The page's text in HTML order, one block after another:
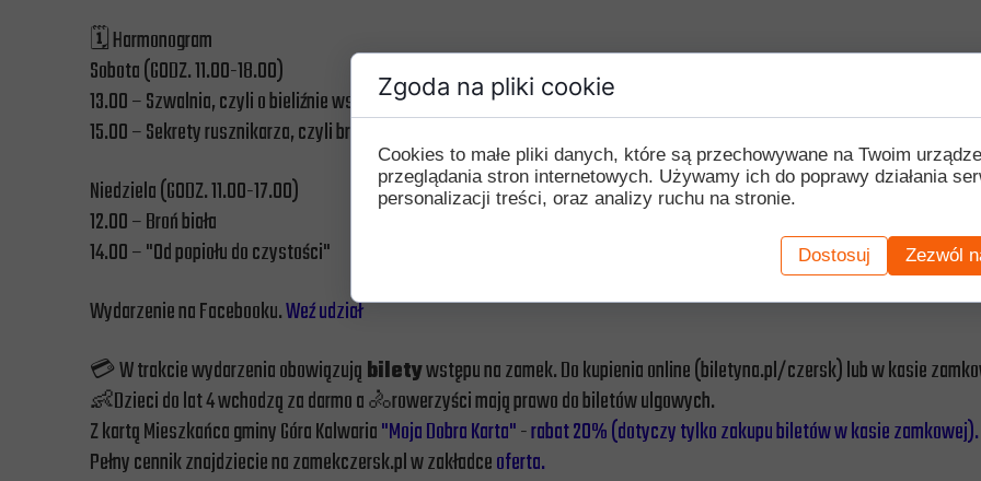
🗓️ Harmonogram
Sobota (GODZ. 11.00-18.00)
13.00 – Szwalnia, czyli o bieliźnie wszelakiej
15.00 – Sekrety rusznikarza, czyli broń palna w XVI w
Niedziela (GODZ. 11.00-17.00)
12.00 – Broń biała
14.00 – "Od popiołu do czystości"
Wydarzenie na Facebooku.Weź udział
💳 W trakcie wydarzenia obowiązująbiletywstępu na zamek. Do kupienia online (biletyna.pl/czersk) lub w kasie
👶Dzieci do lat 4 wchodzą za darmo a 🚴rowerzyści mają prawo do biletów ulgowych.
Z kartą Mieszkańca gminy Góra Kalwaria"Moja Dobra Karta"-rabat 20% (dotyczy tylko zakupu biletów w kasie zamkowej).
Pełny cennik znajdziecie na zamekczersk.pl w zakładceoferta.
Zgoda na pliki cookie
Cookies to małe pliki danych, które są przechowywane na Twoim
przeglądania stron internetowych. Używamy ich do poprawy działania
personalizacji treści, oraz analizy ruchu na stronie.
Dostosuj Zezwól